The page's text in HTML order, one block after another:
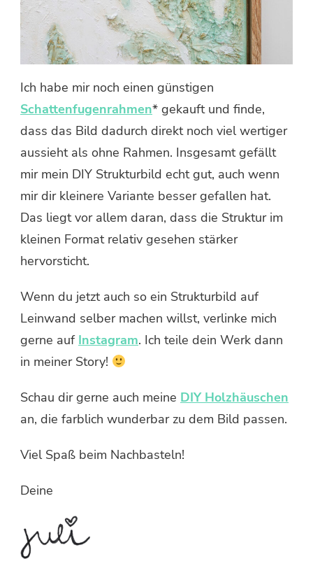
Ich habe mir noch einen günstigen
Schattenfugenrahmen* gekauft und finde,
dass das Bild dadurch direkt noch viel wertiger
aussieht als ohne Rahmen. Insgesamt gefällt
mir mein DIY Strukturbild echt gut, auch wenn
mir dir kleinere Variante besser gefallen hat.
Das liegt vor allem daran, dass die Struktur im
kleinen Format relativ gesehen stärker
hervorsticht.
Wenn du jetzt auch so ein Strukturbild auf
Leinwand selber machen willst, verlinke mich
gerne auf Instagram. Ich teile dein Werk dann
in meiner Story!
Schau dir gerne auch meine DIY Holzhäuschen
an, die farblich wunderbar zu dem Bild passen.
Viel Spaß beim Nachbasteln!
Deine